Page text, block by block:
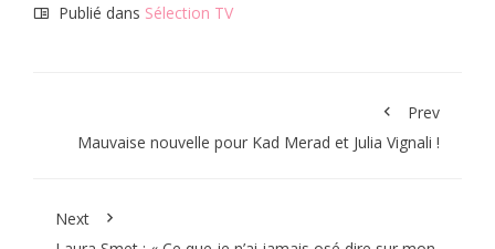
Publié dans Sélection TV
Prev
Mauvaise nouvelle pour Kad Merad et Julia Vignali !
Next